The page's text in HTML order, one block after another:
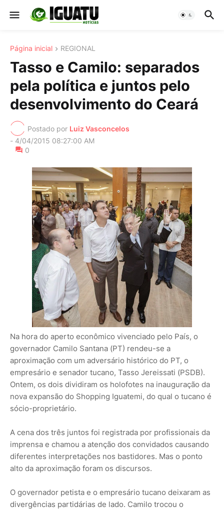
Página inicial REGIONAL
Tasso e Camilo: separados
pela política e juntos pelo
desenvolvimento do Ceará
Postado por Luiz Vasconcelos
- 4/04/2015 08:27:00 AM
0
Na hora do aperto econômico vivenciado pelo País, o
governador Camilo Santana (PT) rendeu-se a
aproximação com um adversário histórico do PT, o
empresário e senador tucano, Tasso Jereissati (PSDB).
Ontem, os dois dividiram os holofotes na inauguração da
nova expansão do Shopping Iguatemi, do qual o tucano é
sócio-proprietário.
A cena dos três juntos foi registrada por profissionais da
imprensa e chamou a atenção dos convidados causando
diferentes interpretações nos bastidores. Mas o ponto
alto da aproximação foram os discursos.
O governador petista e o empresário tucano deixaram as
divergências partidárias de lado. Camilo trocou o